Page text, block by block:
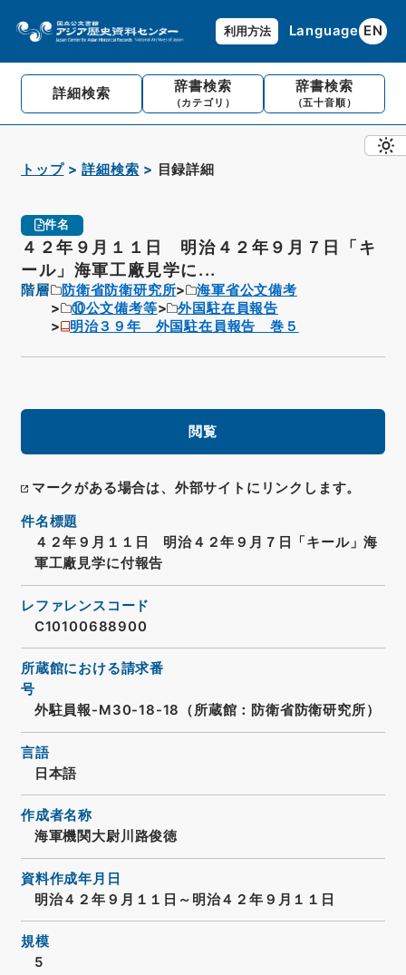
利用方法 Language EN
詳細検索 辞書検索
（カテゴリ）
辞書検索
（五十音順）
トップ 詳細検索 目録詳細
件名
４２年９月１１日 明治４２年９月７日「キ
ール」海軍工廠見学に...
階層 防衛省防衛研究所
海軍省公文備考
⑩公文備考等
外国駐在員報告
明治３９年 外国駐在員報告 巻５
閲覧
マークがある場合は、外部サイトにリンクします。
件名標題
４２年９月１１日 明治４２年９月７日「キール」海
軍工廠見学に付報告
レファレンスコード
C10100688900
所蔵館における請求番
号
外駐員報-M30-18-18（所蔵館：防衛省防衛研究所）
言語
日本語
作成者名称
海軍機関大尉川路俊徳
資料作成年月日
明治４２年９月１１日～明治４２年９月１１日
規模
5